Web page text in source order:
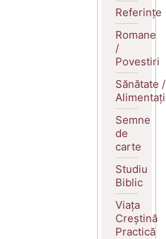
Referințe
Romane
/
Povestiri
Sănătate /
Semne
de
carte
Studiu
Biblic
Viața
Creștină
Practică